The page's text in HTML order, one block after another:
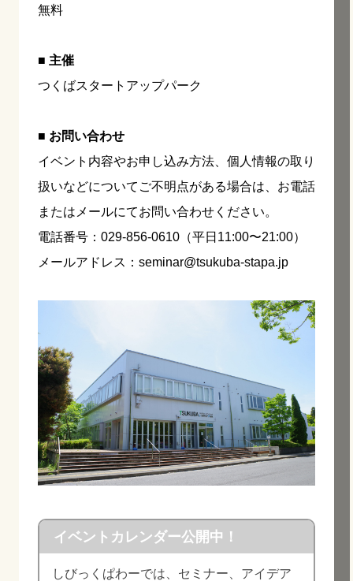
無料
■ 主催
つくばスタートアップパーク
■ お問い合わせ
イベント内容やお申し込み方法、個人情報の取り
扱いなどについてご不明点がある場合は、お電話
またはメールにてお問い合わせください。
電話番号：029-856-0610（平日11:00〜21:00）
メールアドレス：seminar@tsukuba-stapa.jp
イベントカレンダー公開中！
しびっくぱわーでは、セミナー、アイデア